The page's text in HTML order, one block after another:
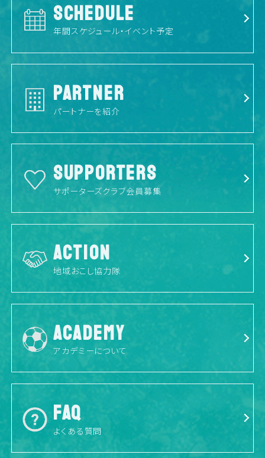
SCHEDULE
年間スケジュール・イベント予定
PARTNER
パートナーを紹介
SUPPORTERS
サポーターズクラブ会員募集
ACTION
地域おこし協力隊
ACADEMY
アカデミーについて
FAQ
よくある質問